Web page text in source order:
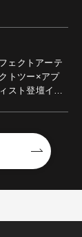
ェクトアーテ
トツー×アプ
スト登壇イベ